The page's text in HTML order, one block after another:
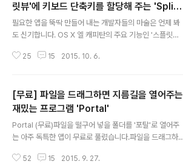
릿뷰'에 키보드 단축키를 할당해 주는 'SplitV
iewShortcut'
필요한 앱을 뚝딱 만들어 내는 개발자들의 마술은 언제 봐
도 신기합니다. OS X 엘 캐피탄의 주요 기능인 '스플릿
리티가 등장했습니다. 깃허브에서 'rajington'이라는 닉네
로 무척 간단합니다. 환경설정에 등록한 키보드 단축키를
누르면 화면이 스플릿뷰로 전환하면서 현재 사용 중인 앱
이 화면 왼쪽에 자리잡습니다. 이후 화면 오른쪽을 채울 앱
을 선택하기만 하면 끝입니다.(위 이미지) 화면 오른쪽에
배치할 앱을 선택하기 위해 마우스나 트랙패드를 써야 하
는 점은 변함이 없지만, 초록색 신호등 버튼을 길게 누르거
25 15 2015. 10. 6.
[무료] 파일을 드래그하면 지름길을 열어주는
재밌는 프로그램 'Portal'
Portal (무료)파일을 떨구어 넣을 폴더를 '포탈'로 열어주
는 아주 독특한 앱이 무료로 풀렸습니다.파일을 드래그하
ortal'이라는 앱입니다. '포털'은 평소에 숨어 있다가 드래
52 15 2015. 9. 27.